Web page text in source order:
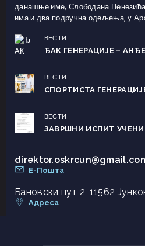
данашње име, Слободана
има и два подручна одељења, у
ВЕСТИ
ЂАК ГЕНЕРАЦИЈЕ –
ВЕСТИ
СПОРТИСТА
ВЕСТИ
ЗАВРШНИ ИСПИТ
Е-Пошта
Бановски пут 2, 11562
Адреса